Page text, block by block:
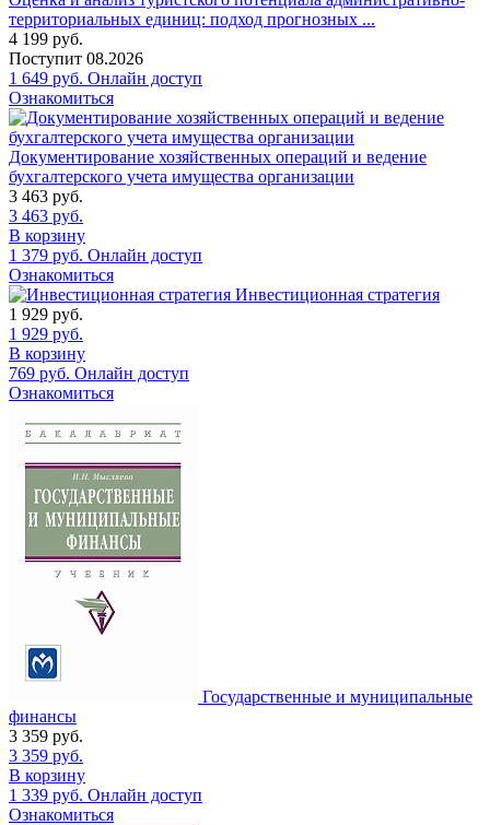
территориальных единиц: подход прогнозных ...
4 199 руб.
Поступит 08.2026
1 649 руб. Онлайн доступ
Ознакомиться
Документирование хозяйственных операций и ведение
бухгалтерского учета имущества организации
3 463 руб.
3 463 руб.
В корзину
1 379 руб. Онлайн доступ
Ознакомиться
Инвестиционная стратегия
1 929 руб.
1 929 руб.
В корзину
769 руб. Онлайн доступ
Ознакомиться
Государственные и муниципальные
финансы
3 359 руб.
3 359 руб.
В корзину
1 339 руб. Онлайн доступ
Ознакомиться